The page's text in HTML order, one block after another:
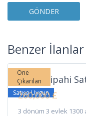
Benzer İlanlar
İskele
Öne
Çıkarılan
Satışa Uygun
İskele Sipahi
260,000 £
3 dönüm 3 evlek 1300